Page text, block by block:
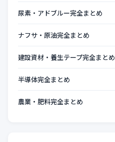
尿素・アドブルー完全まとめ
ナフサ・原油完全まとめ
建設資材・養生テープ完全まとめ
半導体完全まとめ
農業・肥料完全まとめ